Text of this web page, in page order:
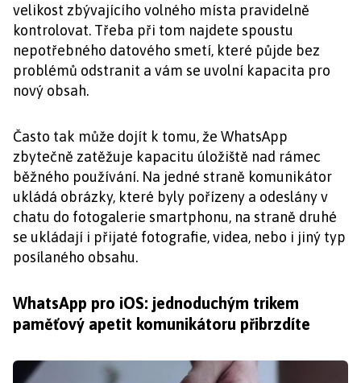
velikost zbývajícího volného místa pravidelně
kontrolovat. Třeba při tom najdete spoustu
nepotřebného datového smetí, které půjde bez
problémů odstranit a vám se uvolní kapacita pro
nový obsah.
Často tak může dojít k tomu, že WhatsApp
zbytečně zatěžuje kapacitu úložiště nad rámec
běžného používání. Na jedné straně komunikátor
ukládá obrázky, které byly pořízeny a odeslány v
chatu do fotogalerie smartphonu, na straně druhé
se ukládají i přijaté fotografie, videa, nebo i jiný typ
posílaného obsahu.
WhatsApp pro iOS: jednoduchým trikem
paměťový apetit komunikátoru přibrzdíte